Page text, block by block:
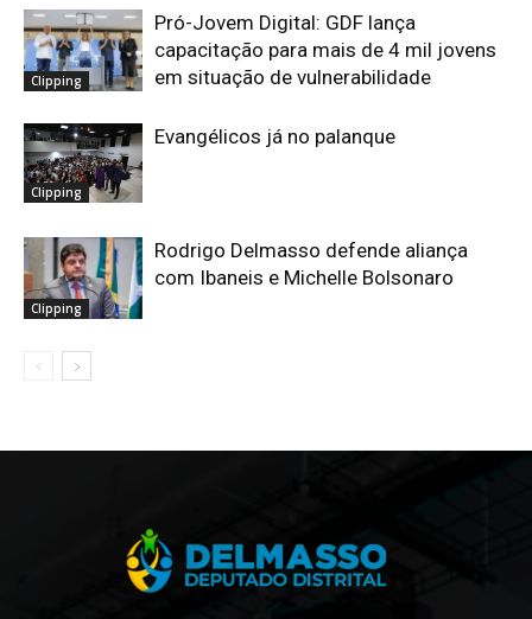
Clipping
Pró-Jovem Digital: GDF lança
capacitação para mais de 4 mil jovens
em situação de vulnerabilidade
Clipping
Evangélicos já no palanque
Clipping
Rodrigo Delmasso defende aliança
com Ibaneis e Michelle Bolsonaro